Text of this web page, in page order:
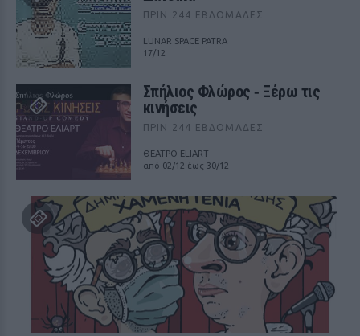
ΠΡΙΝ 244 ΕΒΔΟΜΆΔΕΣ
LUNAR SPACE PATRA
17/12
Σπήλιος Φλώρος ‑ Ξέρω τις
κινήσεις
ΠΡΙΝ 244 ΕΒΔΟΜΆΔΕΣ
ΘΕΑΤΡΟ ELIART
από 02/12 έως 30/12